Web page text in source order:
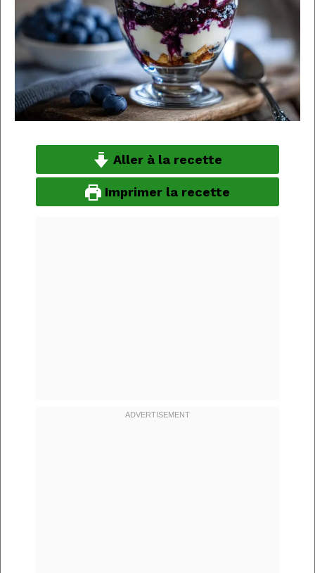
Aller à la recette
Imprimer la recette